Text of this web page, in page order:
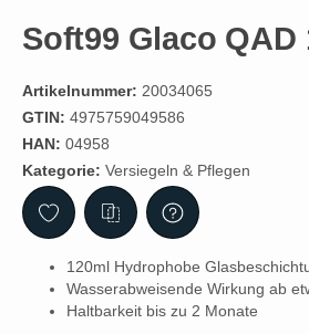
Soft99 Glaco QAD
Artikelnummer: 20034065
GTIN: 4975759049586
HAN: 04958
Kategorie: Versiegeln & Pflegen
120ml Hydrophobe
Wasserabweisende Wirkung ab
Haltbarkeit bis zu 2 Monate